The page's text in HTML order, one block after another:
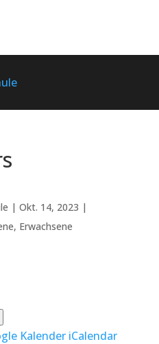
| Okt. 14, 2023 |
, Erwachsene
Kalender iCalendar